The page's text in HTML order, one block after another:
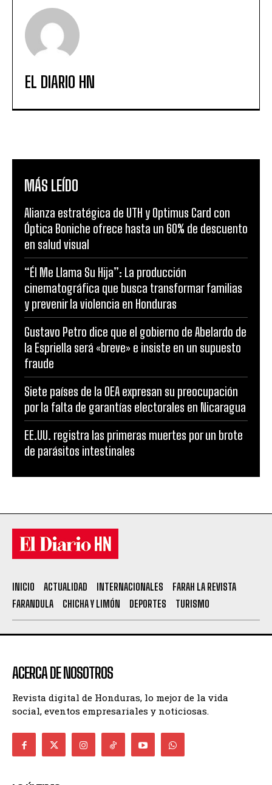
EL DIARIO HN
MÁS LEÍDO
Alianza estratégica de UTH y Optimus Card con
Óptica Boniche ofrece hasta un 60% de descuento
en salud visual
“Él Me Llama Su Hija”: La producción
cinematográfica que busca transformar familias
y prevenir la violencia en Honduras
Gustavo Petro dice que el gobierno de Abelardo de
la Espriella será «breve» e insiste en un supuesto
fraude
Siete países de la OEA expresan su preocupación
por la falta de garantías electorales en Nicaragua
EE.UU. registra las primeras muertes por un brote
de parásitos intestinales
INICIO ACTUALIDAD INTERNACIONALES
FARAH LA REVISTA
FARANDULA
CHICHA Y LIMÓN DEPORTES TURISMO
ACERCA DE NOSOTROS
Revista digital de Honduras, lo mejor de la vida
social, eventos empresariales y noticiosas.